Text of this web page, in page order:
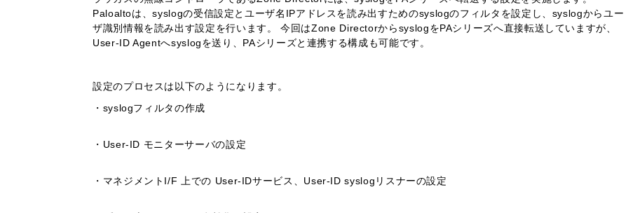
Paloaltoは、syslogの受信設定とユーザ名IPアドレスを読み出すためのsyslogのフィルタを設定し、syslogからユー
ザ識別情報を読み出す設定を行います。 今回はZone DirectorからsyslogをPAシリーズへ直接転送していますが、
User-ID Agentへsyslogを送り、PAシリーズと連携する構成も可能です。
設定のプロセスは以下のようになります。
・syslogフィルタの作成
・User-ID モニターサーバの設定
・マネジメントI/F 上での User-IDサービス、User-ID syslogリスナーの設定